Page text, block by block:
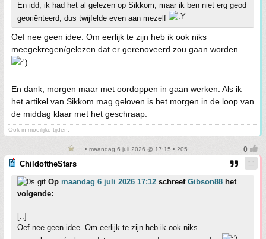
En idd, ik had het al gelezen op Sikkom, maar ik ben niet erg geod
georiënteerd, dus twijfelde even aan mezelf
Oef nee geen idee. Om eerlijk te zijn heb ik ook niks
meegekregen/gelezen dat er gerenoveerd zou gaan worden
En dank, morgen maar met oordoppen in gaan werken. Als ik
het artikel van Sikkom mag geloven is het morgen in de loop van
de middag klaar met het geschraap.
Ook in moeilijke tijden.
• maandag 6 juli 2026 @ 17:15 • 205
ChildoftheStars
Op maandag 6 juli 2026 17:12 schreef Gibson88 het
volgende:
[..]
Oef nee geen idee. Om eerlijk te zijn heb ik ook niks